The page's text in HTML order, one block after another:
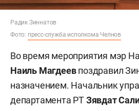
Радик Зиннатов
Фото: пресс-служба исполкома Челнов
Во время мероприятия мэр
Наиль Магдеевпоздравил
назначением. Начальник
департамента РТЗявдат